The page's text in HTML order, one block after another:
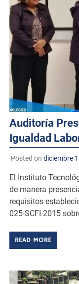
Auditoría
Igualdad
Posted on diciembre
El Instituto
de manera
requisitos
025-SCFI-2015
READ MORE